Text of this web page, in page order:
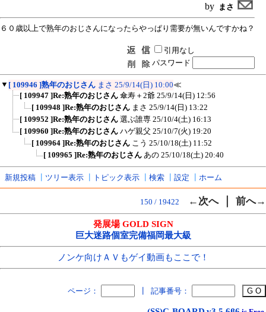
by まさ
６０歳以上で熟年のおじさんになったらやっぱり需要が無いんですかね？
引用なし
パスワード
▼ [ 109946 ]熟年のおじさん まさ 25/9/14(日) 10:00≪
[ 109947 ]Re:熟年のおじさん 傘寿＋2爺 25/9/14(日) 12:56
[ 109948 ]Re:熟年のおじさん まさ 25/9/14(日) 13:22
[ 109952 ]Re:熟年のおじさん 選ぶ誰専 25/10/4(土) 16:13
[ 109960 ]Re:熟年のおじさん ハゲ親父 25/10/7(火) 19:20
[ 109964 ]Re:熟年のおじさん こう 25/10/18(土) 11:52
[ 109965 ]Re:熟年のおじさん あの 25/10/18(土) 20:40
新規投稿 ツリー表示 トピック表示 検索 設定 ホーム
150 / 19422 ←次へ｜ 前へ→
発展場 GOLD SIGN
巨大迷路個室完備福岡最大級
ノンケ向けＡＶもゲイ動画もここで！
ページ： 記事番号：